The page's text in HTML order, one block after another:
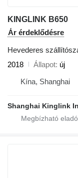
KINGLINK B650
Ár érdeklődésre
Hevederes
2018
Állapot új
Kína, Shanghai
Shanghai Kinglink